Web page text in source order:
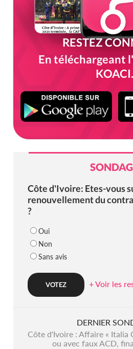
RESTEZ
En téléchargeant
KOACI.
Côte d'Ivoire: Etes-vous
renouvellement du
?
Oui
Non
Sans avis
+ Voir les
DERNIER
Côte d'Ivoire : Affaire « Italia
ou avec faux ACD,